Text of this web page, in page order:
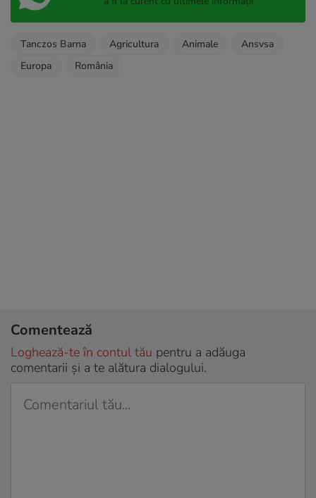
Tanczos Barna Agricultura Animale
Ansvsa
Europa
România
Comentează
Loghează-te în contul tău pentru a adăuga
comentarii și a te alătura dialogului.